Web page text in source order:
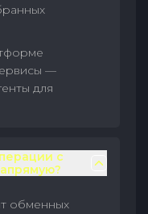
—
для
с
обменных